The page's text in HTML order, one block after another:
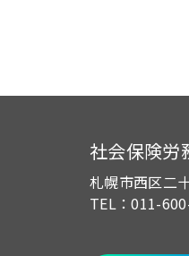
社会保険労
札幌市西区二
TEL：011-